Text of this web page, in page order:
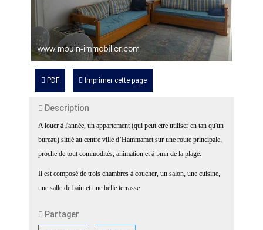
PDF Imprimer cette page
Description
A louer à l'année, un appartement (qui peut etre utiliser en tan qu'un
bureau) situé au centre ville d’Hammamet sur une route principale,
proche de tout commodités, animation et à 5mn de la plage.
Il est composé de trois chambres à coucher, un salon, une cuisine,
une salle de bain et une belle terrasse.
Partager